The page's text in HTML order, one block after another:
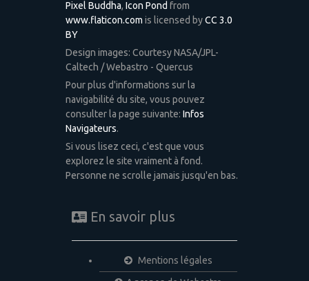
Pixel Buddha, Icon Pond from
www.flaticon.com is licensed byCC 3.0
BY
Design images: Courtesy NASA/JPL-
Caltech / Webastro - Quercus
Pour plus d'informations sur la
navigabilité du site, vous pouvez
consulter la page suivante: Infos
Navigateurs.
Si vous lisez ceci, c'est que vous
explorez le site vraiment à fond.
Personne ne scrolle jamais jusqu'en bas.
En savoir plus
Mentions légales